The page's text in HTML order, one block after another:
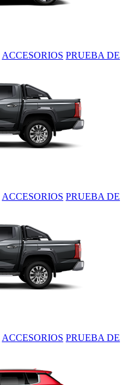
ACCESORIOS PRUEBA DE
ACCESORIOS PRUEBA DE
ACCESORIOS PRUEBA DE